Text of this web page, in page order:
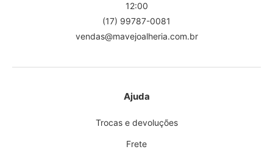
12:00
(17) 99787-0081
vendas@mavejoalheria.com.br
Ajuda
Trocas e devoluções
Frete